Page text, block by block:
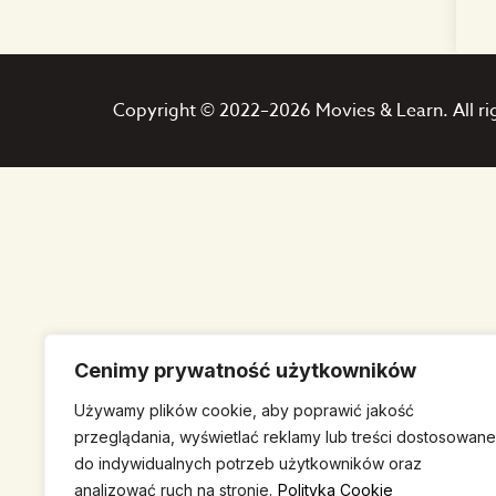
Cenimy prywatność użytkowników
Używamy plików cookie, aby poprawić jakość
przeglądania, wyświetlać reklamy lub treści dostosowane
do indywidualnych potrzeb użytkowników oraz
analizować ruch na stronie. Polityka Cookie
Copyright © 2022–2026 Movies & Learn. All